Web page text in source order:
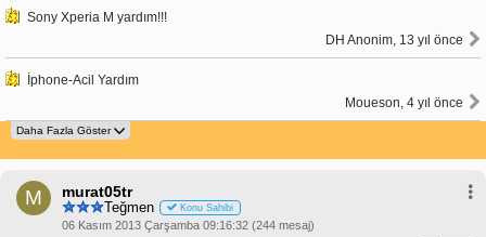
Sony Xperia M yardım!!!
DH Anonim, 13 yıl önce
İphone-Acil Yardım
Moueson, 4 yıl önce
M murat05tr
Teğmen Konu Sahibi
06 Kasım 2013 Çarşamba 09:16:32 (244 mesaj)